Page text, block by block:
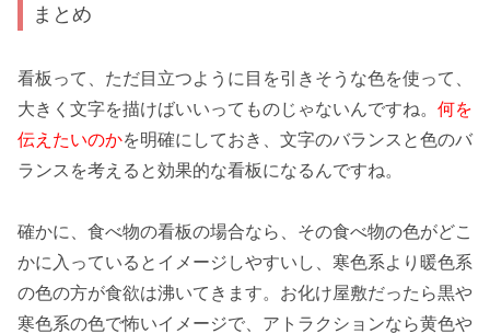
まとめ
看板って、ただ目立つように目を引きそうな色を使って、
大きく文字を描けばいいってものじゃないんですね。 何を
伝えたいのかを明確にしておき、文字のバランスと色のバ
ランス を考えると効果的な看板になるんですね。
確かに、食べ物の看板の場合なら、その食べ物の色がどこ
かに入っているとイメージしやすいし、寒色系より暖色系
の色の方が食欲は沸いてきます。お化け屋敷だったら黒や
寒色系の色で怖いイメージで、アトラクションなら黄色や